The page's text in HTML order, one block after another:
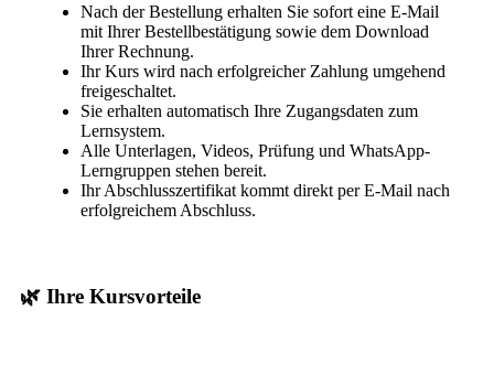
Nach der Bestellung erhalten Sie sofort eine E-Mail
mit Ihrer Bestellbestätigung sowie dem Download
Ihrer Rechnung.
Ihr Kurs wird nach erfolgreicher Zahlung umgehend
freigeschaltet.
Sie erhalten automatisch Ihre Zugangsdaten zum
Lernsystem.
Alle Unterlagen, Videos, Prüfung und WhatsApp-
Lerngruppen stehen bereit.
Ihr Abschlusszertifikat kommt direkt per E-Mail nach
erfolgreichem Abschluss.
🌿 Ihre Kursvorteile